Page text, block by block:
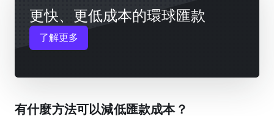
更快、更低成本的環球匯款
了解更多
有什麼方法可以減低匯款成本？